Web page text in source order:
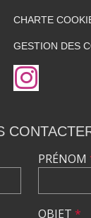
CHARTE
GESTION DES
PRÉNOM
OBJET *